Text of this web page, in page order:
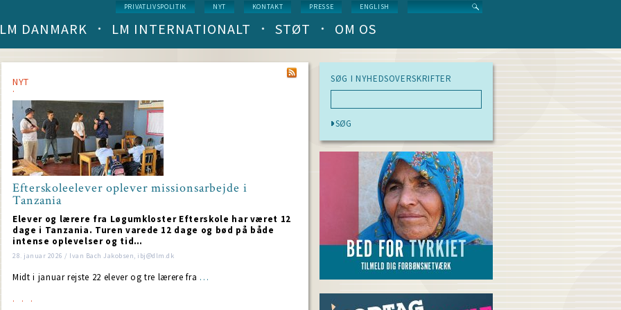
Service
menu
PRIVATLIVSPOLITIK NYT KONTAKT PRESSE ENGLISH
Main
(level
1)
LM DANMARK LM INTERNATIONALT STØT OM OS
NYT
Efterskoleelever oplever missionsarbejde i
Tanzania
Elever og lærere fra Løgumkloster Efterskole har været 12
dage i Tanzania. Turen varede 12 dage og bød på både
intense oplevelser og tid…
28. januar 2026 / Ivan Bach Jakobsen, ibj@dlm.dk
Midt i januar rejste 22 elever og tre lærere fra …
SØG I NYHEDSOVERSKRIFTER